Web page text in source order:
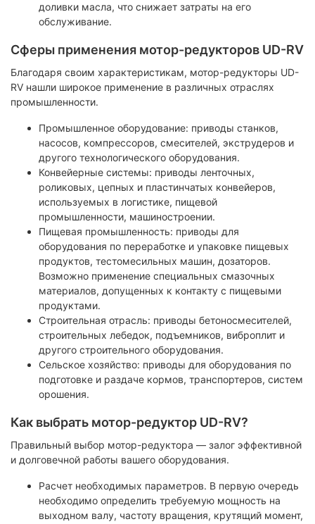
доливки масла, что снижает затраты на его
обслуживание.
Сферы применения мотор-редукторов UD-RV
Благодаря своим характеристикам, мотор-редукторы UD-
RV нашли широкое применение в различных отраслях
промышленности.
Промышленное оборудование: приводы станков,
насосов, компрессоров, смесителей, экструдеров и
другого технологического оборудования.
Конвейерные системы: приводы ленточных,
роликовых, цепных и пластинчатых конвейеров,
используемых в логистике, пищевой
промышленности, машиностроении.
Пищевая промышленность: приводы для
оборудования по переработке и упаковке пищевых
продуктов, тестомесильных машин, дозаторов.
Возможно применение специальных смазочных
материалов, допущенных к контакту с пищевыми
продуктами.
Строительная отрасль: приводы бетоносмесителей,
строительных лебедок, подъемников, виброплит и
другого строительного оборудования.
Сельское хозяйство: приводы для оборудования по
подготовке и раздаче кормов, транспортеров, систем
орошения.
Как выбрать мотор-редуктор UD-RV?
Правильный выбор мотор-редуктора — залог эффективной
и долговечной работы вашего оборудования.
Расчет необходимых параметров. В первую очередь
необходимо определить требуемую мощность на
выходном валу, частоту вращения, крутящий момент,